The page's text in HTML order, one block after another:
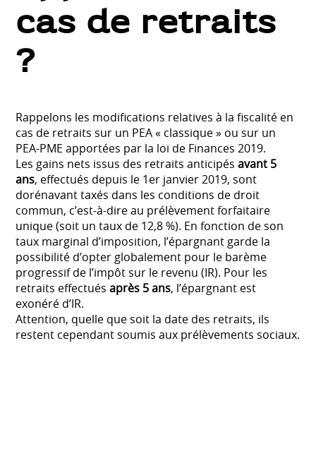
cas de retraits
?
Rappelons les modifications relatives à la fiscalité en
cas de retraits sur un PEA « classique » ou sur un
PEA-PME apportées par la loi de Finances 2019.
Les gains nets issus des retraits anticipésavant 5
ans, effectués depuis le 1er janvier 2019, sont
dorénavant taxés dans les conditions de droit
commun, c’est-à-dire au prélèvement forfaitaire
unique (soit un taux de 12,8 %). En fonction de son
taux marginal d’imposition, l’épargnant garde la
possibilité d’opter globalement pour le barème
progressif de l’impôt sur le revenu (IR). Pour les
retraits effectuésaprès 5 ans, l’épargnant est
exonéré d’IR.
Attention, quelle que soit la date des retraits, ils
restent cependant soumis aux prélèvements sociaux.